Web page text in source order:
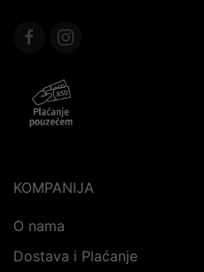
KOMPANIJA
O nama
Dostava i Plaćanje